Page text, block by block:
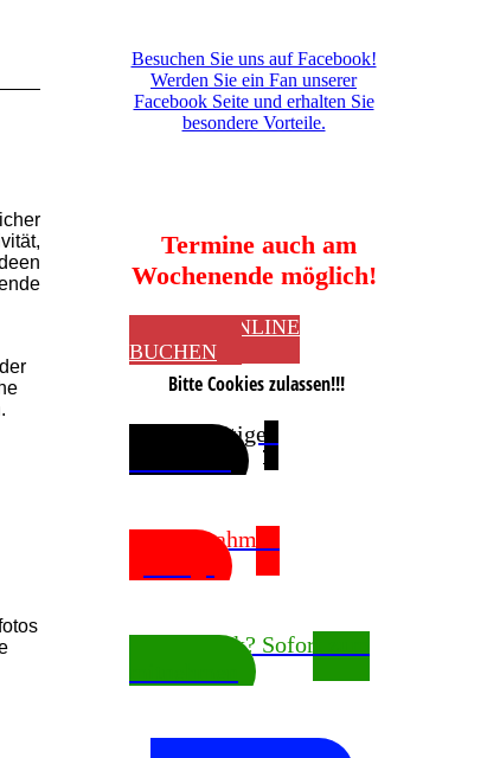
Besuchen Sie uns auf Facebook!
Werden Sie ein Fan unserer
Facebook Seite und erhalten Sie
besondere Vorteile.
Termine auch am
Wochenende möglich!
JETZT ONLINE
BUCHEN
Bitte Cookies zulassen!!!
Sie benötigen
Bilderrahmen
Fotodruck? Sofort zum